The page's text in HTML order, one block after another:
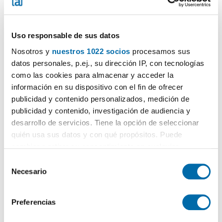
Uso responsable de sus datos
Nosotros y nuestros 1022 socios procesamos sus
datos personales, p.ej., su dirección IP, con tecnologías
como las cookies para almacenar y acceder la
información en su dispositivo con el fin de ofrecer
publicidad y contenido personalizados, medición de
publicidad y contenido, investigación de audiencia y
desarrollo de servicios. Tiene la opción de seleccionar
quién usa sus datos y con qué propósitos. Puede
el Menú de consentimiento.
Recopilar información sobre su ubicación geográfica
Necesario
Preferencias
900€
120m 4 Zi. 2 Badezimmer
Calle Quinto Centenario, Ciudad Noreste, Juan de Borbón, Murcia
Anrufen
Kontaktieren
DESTACADO